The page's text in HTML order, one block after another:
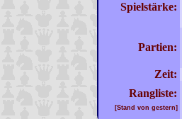
Spielstärke:
Partien:
Zeit:
Rangliste:
[Stand von gestern]